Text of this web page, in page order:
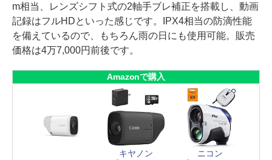
m相当、レンズシフト式の2軸手ブレ補正を搭載し、動画
記録はフルHDといった感じです。IPX4相当の防滴性能
を備えているので、もちろん雨の日にも使用可能。販売
価格は4万7,000円前後です。
Amazonで購入
キヤノン
ニコン